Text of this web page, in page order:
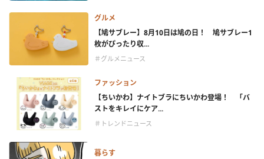
グルメ
【鳩サブレー】8月10日は鳩の日！ 鳩サブレー1
枚がぴったり収...
＃グルメニュース
ファッション
【ちいかわ】ナイトブラにちいかわ登場！ 「バ
ストをキレイにケア...
＃トレンドニュース
暮らす